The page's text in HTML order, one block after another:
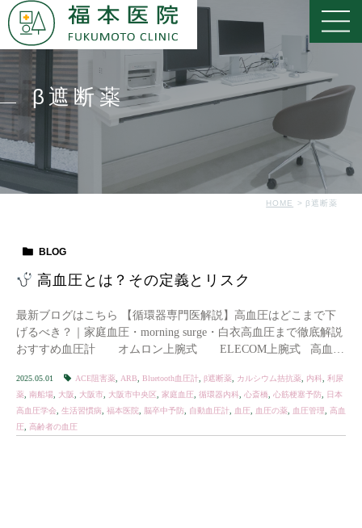
β遮断薬
HOME β遮断薬
BLOG
高血圧とは？その定義とリスク
最新ブログはこちら 【循環器専門医解説】高血圧はどこまで下
げるべき？｜家庭血圧・morning surge・白衣高血圧まで徹底解説
おすすめ血圧計 オムロン上腕式 ELECOM上腕式 高血圧
2025.05.01 ACE阻害薬 ARB Bluetooth血圧計 β遮断薬 カルシウム拮抗薬 内科 利尿
薬 南船場 大阪 大阪市 大阪市中央区 家庭血圧 循環器内科 心斎橋 心筋梗塞予防
日本
高血圧学会
生活習慣病 福本医院 脳卒中予防 自動血圧計 血圧 血圧の薬 血圧管理
高血
圧
高齢者の血圧